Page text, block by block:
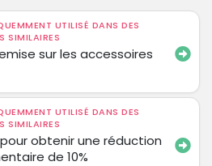
UTILISÉ DANS DES
SIMILAIRES
sur les accessoires
UTILISÉ DANS DES
SIMILAIRES
obtenir une réduction
de 10%